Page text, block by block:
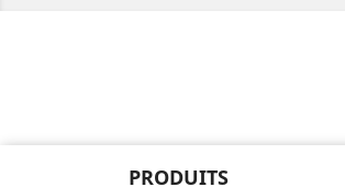
PRODUITS